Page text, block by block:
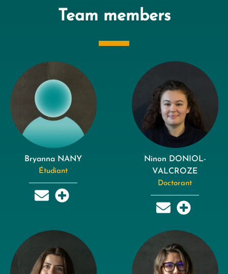
Team members
Bryanna NANY
Étudiant
Ninon DONIOL-
VALCROZE
Doctorant